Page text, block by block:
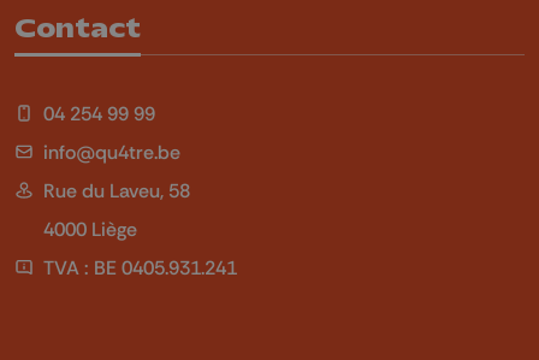
Contact
04 254 99 99
info@qu4tre.be
Rue du Laveu, 58
4000 Liège
TVA : BE 0405.931.241